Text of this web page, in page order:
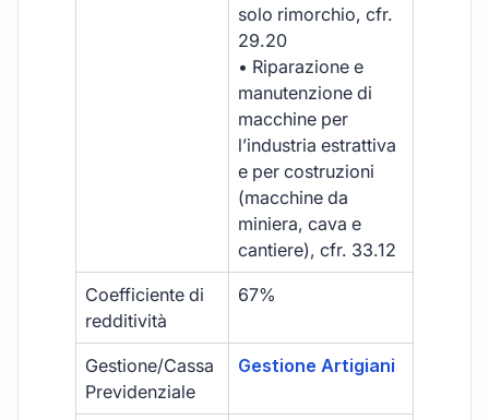
solo rimorchio, cfr.
29.20
• Riparazione e
manutenzione di
macchine per
l’industria estrattiva
e per costruzioni
(macchine da
miniera, cava e
cantiere), cfr. 33.12
Coefficiente di
redditività
67%
Gestione/Cassa
Previdenziale
Gestione Artigiani